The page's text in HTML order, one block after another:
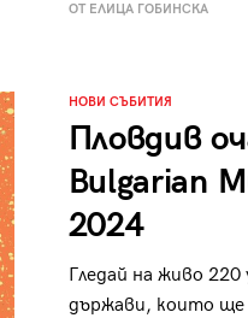
ОТ ЕЛИЦА ГОБИНСКА
НОВИ СЪБИТИЯ
Пловдив
Bulgarian
2024
Гледай на живо
държави, които ще